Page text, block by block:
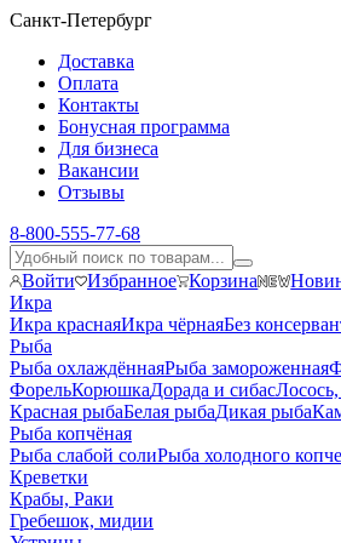
Санкт-Петербург
Доставка
Оплата
Контакты
Бонусная программа
Для бизнеса
Вакансии
Отзывы
8-800-555-77-68
Войти Избранное Корзина
Икра
Икра краснаяИкра чёрнаяБез
Рыба
Рыба охлаждённаяРыба замороженная
ФорельКорюшкаДорада и сибасЛосось,
Красная рыбаБелая рыбаДикая рыба
Рыба копчёная
Рыба слабой солиРыба холодного
Креветки
Крабы, Раки
Гребешок, мидии